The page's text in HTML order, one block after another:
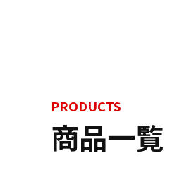
PRODUCTS
商品一覧